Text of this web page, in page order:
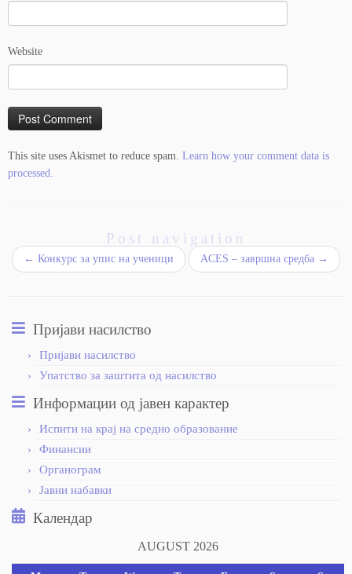
Website
This site uses Akismet to reduce spam. Learn how your comment data is
processed.
Post navigation
← Конкурс за упис на ученици ACES – завршна средба →
Пријави насилство
Пријави насилство
Упатство за заштита од насилство
Информации од јавен карактер
Испити на крај на средно образование
Финансии
Органограм
Јавни набавки
Календар
AUGUST 2026